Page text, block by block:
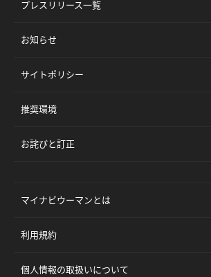
プレスリリース一覧
お知らせ
サイトポリシー
推奨環境
お詫びと訂正
マイナビウーマンとは
利用規約
個人情報の取扱いについて